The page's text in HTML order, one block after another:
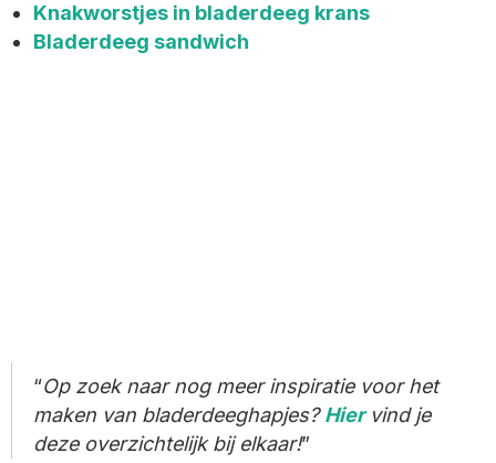
Knakworstjes in bladerdeeg krans
Bladerdeeg sandwich
Op zoek naar nog meer inspiratie voor het
maken van bladerdeeghapjes?Hiervind je
deze overzichtelijk bij elkaar!